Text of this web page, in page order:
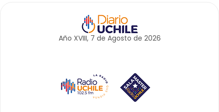
Año XVIII, 7 de Agosto de 2026